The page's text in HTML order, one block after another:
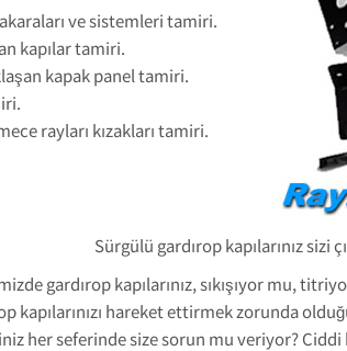
ve sistemleri tamiri.
kapılar tamiri.
kapak panel tamiri.
rayları kızakları tamiri.
Sürgülü gardırop kapılarınız sizi
gardırop kapılarınız, sıkışıyor mu,
kapılarınızı hareket ettirmek zorunda
her seferinde size sorun mu veriyor?